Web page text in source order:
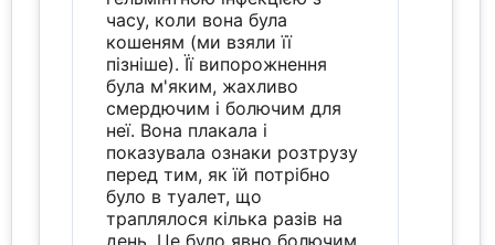
часу, коли вона була
кошеням (ми взяли її
пізніше). Її випорожнення
була м'яким, жахливо
смердючим і болючим для
неї. Вона плакала і
показувала ознаки розтрузу
перед тим, як їй потрібно
було в туалет, що
траплялося кілька разів на
день. Це було явно болючим